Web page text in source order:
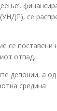
се
се
отпад.
депонии, а од
средина